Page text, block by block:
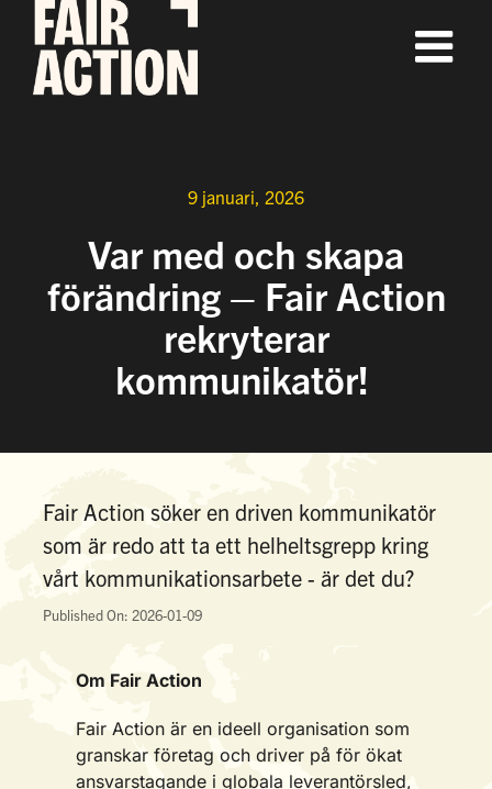
Fortsätt
innehållet
9 januari, 2026
Var med och skapa
förändring – Fair Action
rekryterar
kommunikatör!
Fair Action söker en driven kommunikatör
som är redo att ta ett helheltsgrepp kring
vårt kommunikationsarbete - är det du?
Published On: 2026-01-09
Om Fair Action
Fair Action är en ideell organisation som
granskar företag och driver på för ökat
ansvarstagande i globala leverantörsled,